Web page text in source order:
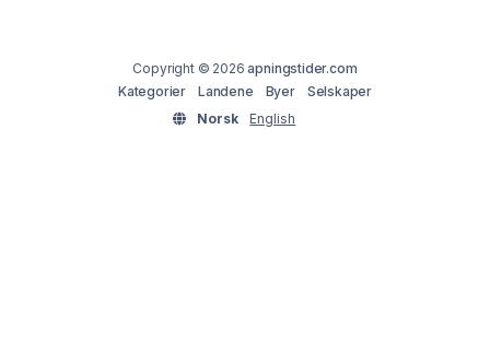
Copyright © 2026apningstider.com
Kategorier
Landene Byer
Selskaper
Norsk
English